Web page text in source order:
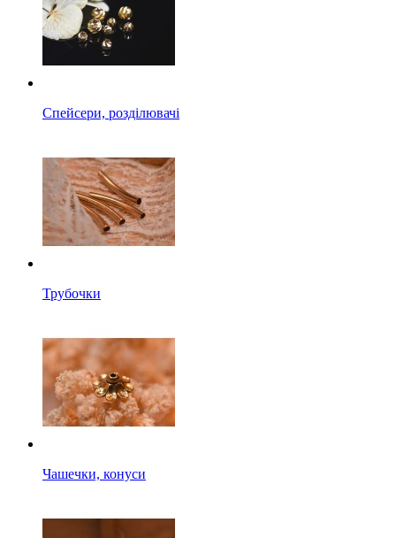
Спейсери, розділювачі
Трубочки
Чашечки, конуси